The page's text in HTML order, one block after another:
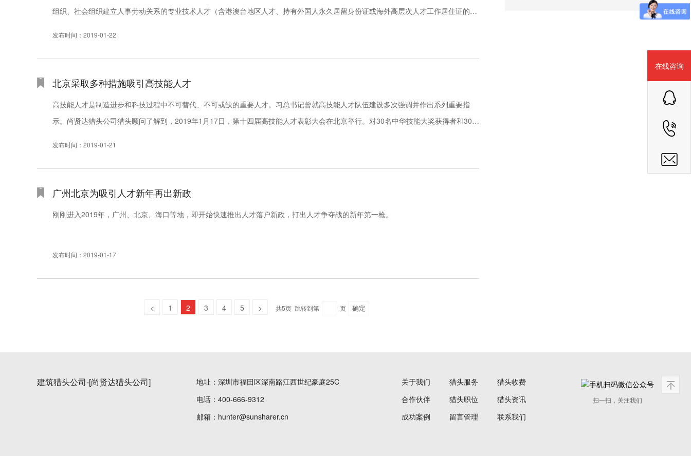
在线咨询
组织、社会组织建立人事劳动关系的专业技术人才（含港澳台地区人才、持有外国人永久居留身份证或海外高层次人才工作居住证的外
发布时间：2019-01-22
北京采取多种措施吸引高技能人才
高技能人才是制造进步和科技过程中不可替代、不可或缺的重要人才。习总书记曾就高技能人才队伍建设多次强调并作出系列重要指
示。尚贤达猎头公司猎头顾问了解到，2019年1月17日，第十四届高技能人才表彰大会在北京举行。对30名中华技能大奖获得者和300
发布时间：2019-01-21
广州北京为吸引人才新年再出新政
刚刚进入2019年，广州、北京、海口等地，即开始快速推出人才落户新政，打出人才争夺战的新年第一枪。
发布时间：2019-01-17
< 1 2 3 4 5 > 共5页 跳转到第 页
建筑猎头公司-[尚贤达猎头公司]
地址：深圳市福田区深南路江西世纪豪庭25C
电话：400-666-9312
邮箱：hunter@sunsharer.cn
关于我们 猎头服务
猎头收费
合作伙伴
猎头职位
猎头资讯
成功案例
留言管理 联系我们
扫一扫，关注我们